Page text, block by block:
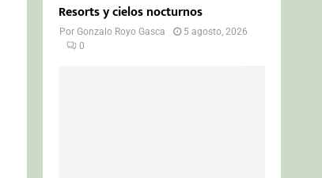
Resorts y cielos nocturnos
PorGonzalo Royo Gasca
5 agosto, 2026
0